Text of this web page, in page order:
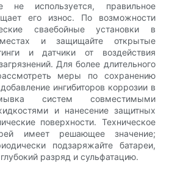
не используется, правильное
его износ. По возможности
сваебойные установки в
и ​​защищайте открытые
и датчики от воздействия
Для более длительного
меры по сохранению
ингибиторов коррозии в
систем совместимыми
и нанесение защитных
поверхности. Техническое
имеет решающее значение;
подзаряжайте батареи,
разряд и сульфатацию.